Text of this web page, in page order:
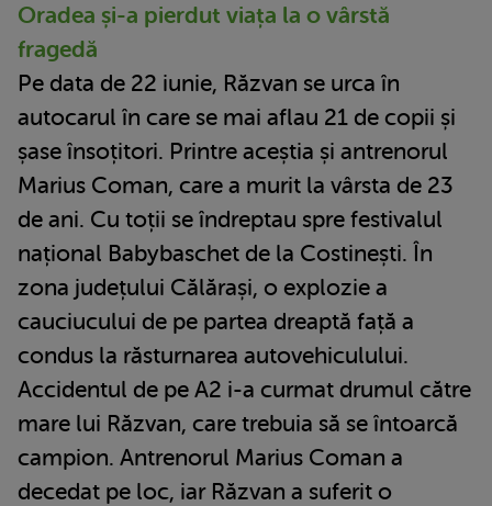
Oradea și-a pierdut viața la o vârstă
fragedă
Pe data de 22 iunie, Răzvan se urca în
autocarul în care se mai aflau 21 de copii și
șase însoțitori. Printre aceștia și antrenorul
Marius Coman, care a murit la vârsta de 23
de ani. Cu toții se îndreptau spre festivalul
național Babybaschet de la Costinești. În
zona județului Călărași, o explozie a
cauciucului de pe partea dreaptă față a
condus la răsturnarea autovehiculului.
Accidentul de pe A2 i-a curmat drumul către
mare lui Răzvan, care trebuia să se întoarcă
campion. Antrenorul Marius Coman a
decedat pe loc, iar Răzvan a suferit o